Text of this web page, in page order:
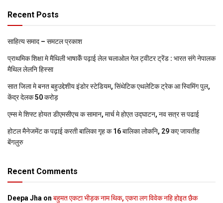
Recent Posts
साहित्य समाद – समटल प्रकाश
प्राथमिक शि‍क्षा मे मैथि‍ली भाषाकेँ पढ़ाई लेल चलाओल गेल ट्वीटर ट्रेंड : भारत संगे नेपालक
मैथिल लेलनि हिस्सा
सात जिला मे बनत बहुउद्देशीय इंडोर स्‍टेडि‍यम, सिंथेटिक एथलेटिक ट्रेक आ स्विमिंग पुल,
केंद्र देलक 50 करोड़
एम्स मे शिफ्ट होयत डीएमसीएच क सामान, मार्च मे होएत उद्घाटन, नव सत्र स पढाई
होटल मैनेजमेंट क पढ़ाई करती बालिका गृह क 16 बालिका लोकनि, 29 कए जायतीह
बेंगलुरु
Recent Comments
Deepa Jha on बहुमत एकटा भीड़क नाम थिक, एकरा लग विवेक नहि होइत छैक